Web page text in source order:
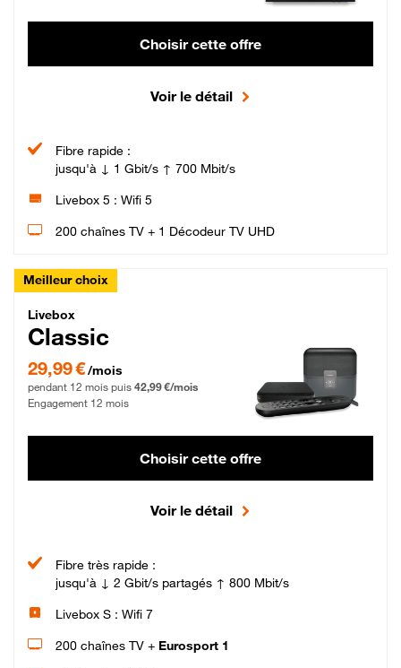
Choisir cette offre
Voir le détail
Fibre rapide :
jusqu'à ↓ 1 Gbit/s ↑ 700 Mbit/s
Livebox 5 : Wifi 5
200 chaînes TV + 1 Décodeur TV UHD
Meilleur choix
Livebox Classic Fibre
Livebox
Classic
29,99 € par mois pendant 12 mois puis 42,99 € par mois, Engagement 12 mois
29,99 €/mois
pendant 12 mois puis 42,99 €/mois
Engagement 12 mois
Choisir cette offre
Voir le détail
Fibre très rapide :
jusqu'à ↓ 2 Gbit/s partagés ↑ 800 Mbit/s
Livebox S : Wifi 7
200 chaînes TV + Eurosport 1